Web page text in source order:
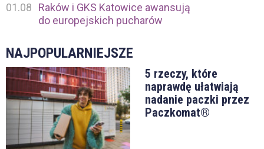
01.08
Raków i GKS Katowice awansują
do europejskich pucharów
NAJPOPULARNIEJSZE
5 rzeczy, które
naprawdę ułatwiają
nadanie paczki przez
Paczkomat®